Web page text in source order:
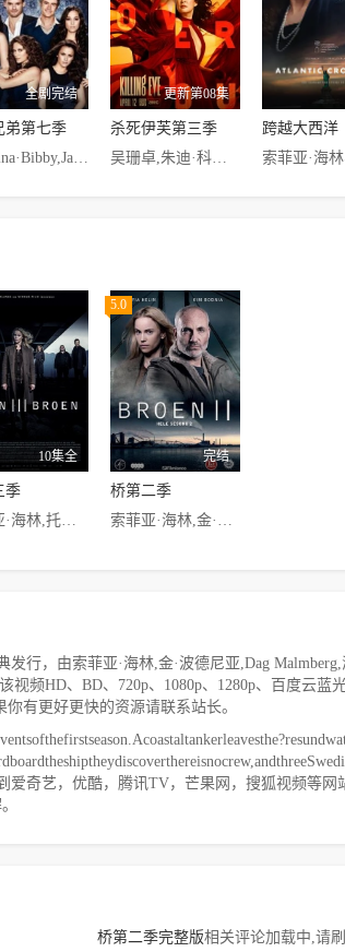
全剧完结
弟第七季
Christina·Bibby,Jackson·Brundage,Robert·Buckley
更新第08集
杀死伊芙第三季
跨越大西洋
10集全
季
索菲亚·海林,托尔·林德哈特,Dag Malmberg,萨拉·博贝格,拉斐尔·佩特松,安·彼得伦,亨里克·伦德斯特伦,克尔斯滕·奥莱森,Maria Kulle,卡塔林·格雷-罗森塔尔,Olaf Heine Johannessen,松佳·里奇特,尼可拉斯·布若,Reuben Sallmander,路易丝·彼得霍夫,亚当·帕森,莎拉-索菲·波斯妮娜
5.0
完结
桥第二季
索菲亚·海林,金·波德尼亚,Dag Malmberg,瀑克·霞宝,拉斐尔·佩特松
行，由索菲亚·海林,金·波德尼亚,Dag
视频HD、BD、720p、1080p、1280p、百度云
有更好更快的资源请联系站长。
爱奇艺，优酷，腾讯TV，芒果网，搜狐视频等
桥第二季完整版相关评论加载中,请